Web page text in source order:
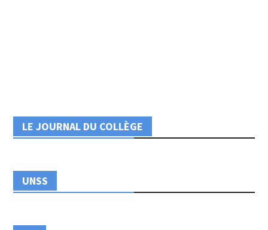
LE JOURNAL DU COLLÈGE
UNSS